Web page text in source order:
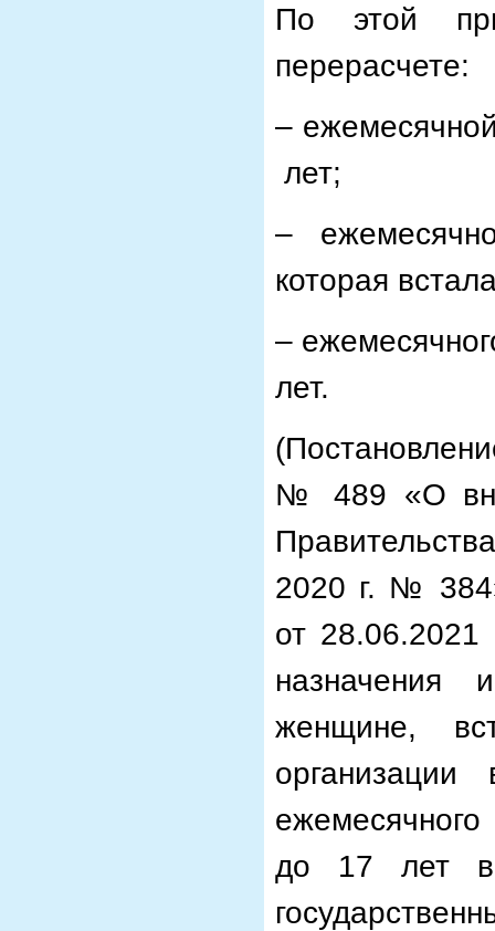
По этой
перерасчете:
–
лет;
–
которая
–
лет.
№ 489 «О
2020 г. №
от
назначения
женщине,
до 17 лет в